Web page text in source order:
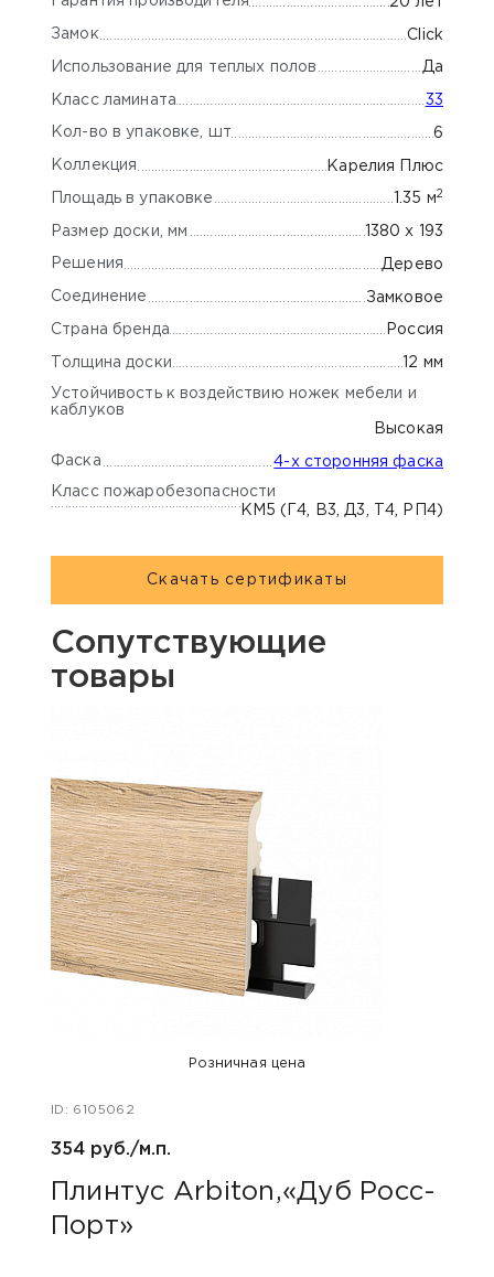
Замок Click
Использование для теплых полов Да
Класс ламината 33
Кол-во в упаковке, шт 6
Коллекция Карелия Плюс
Площадь в упаковке 1.35 м 2
Размер доски, мм 1380 х 193
Решения Дерево
Соединение Замковое
Страна бренда Россия
Толщина доски 12 мм
Устойчивость к воздействию ножек мебели и
каблуков
Высокая
Фаска 4-х сторонняя фаска
Класс пожаробезопасности
КМ5 (Г4, В3, Д3, Т4, РП4)
Скачать сертификаты
Сопутствующие
товары
Розничная цена
ID: 6105062
354 руб./м.п.
Плинтус Arbiton,«Дуб Росс-
Порт»